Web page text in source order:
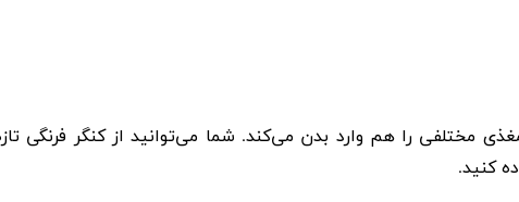
مختلفی را هم وارد بدن می‌کند. شما می‌توانید از کنگر فرنگی
کنید.